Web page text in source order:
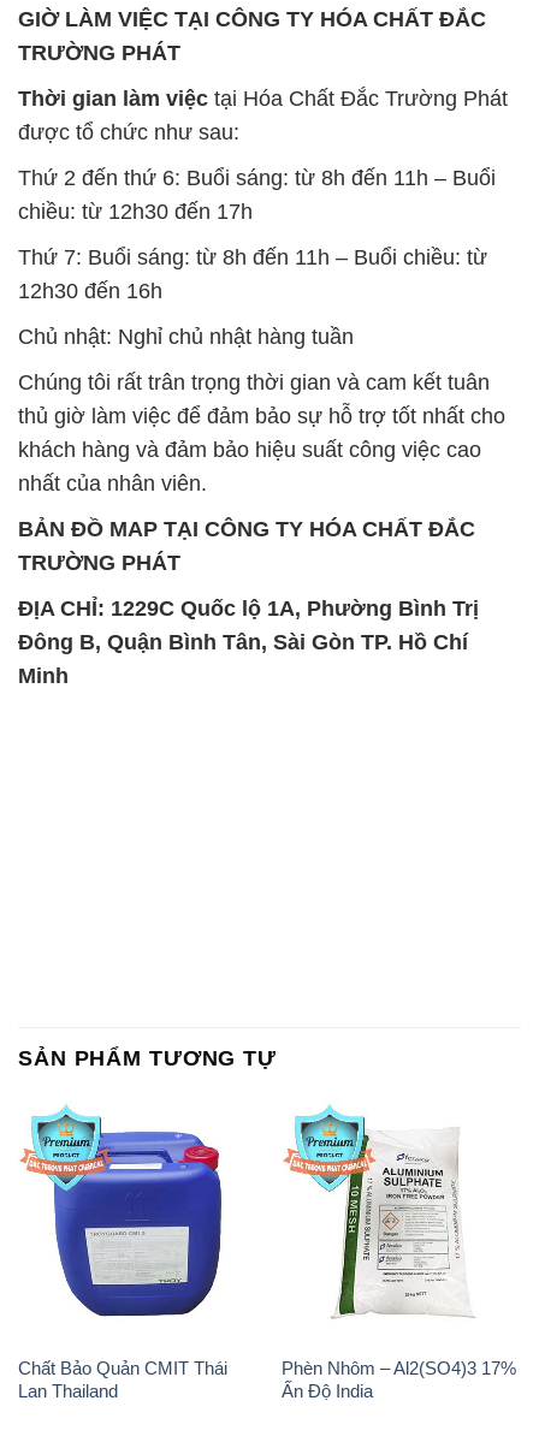
GIỜ LÀM VIỆC TẠI CÔNG TY HÓA CHẤT ĐẮC
TRƯỜNG PHÁT
Thời gian làm việc tại Hóa Chất Đắc Trường Phát
được tổ chức như sau:
Thứ 2 đến thứ 6: Buổi sáng: từ 8h đến 11h – Buổi
chiều: từ 12h30 đến 17h
Thứ 7: Buổi sáng: từ 8h đến 11h – Buổi chiều: từ
12h30 đến 16h
Chủ nhật: Nghỉ chủ nhật hàng tuần
Chúng tôi rất trân trọng thời gian và cam kết tuân
thủ giờ làm việc để đảm bảo sự hỗ trợ tốt nhất cho
khách hàng và đảm bảo hiệu suất công việc cao
nhất của nhân viên.
BẢN ĐỒ MAP TẠI CÔNG TY HÓA CHẤT ĐẮC
TRƯỜNG PHÁT
ĐỊA CHỈ: 1229C Quốc lộ 1A, Phường Bình Trị
Đông B, Quận Bình Tân, Sài Gòn TP. Hồ Chí
Minh
SẢN PHẨM TƯƠNG TỰ
Chất Bảo Quản CMIT Thái
Lan Thailand
Phèn Nhôm – Al2(SO4)3 17%
Ấn Độ India